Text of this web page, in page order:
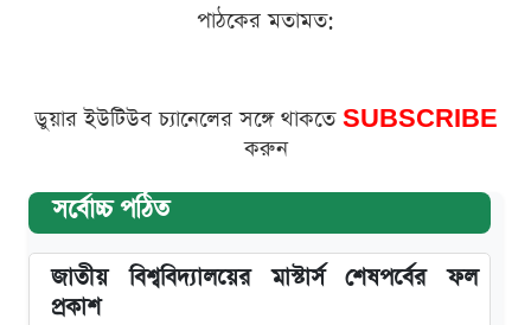
পাঠকের মতামত:
ডুয়ার ইউটিউব চ্যানেলের সঙ্গে থাকতে SUBSCRIBE
করুন
সর্বোচ্চ পঠিত
জাতীয় বিশ্ববিদ্যালয়ের মাস্টার্স শেষপর্বের ফল
প্রকাশ